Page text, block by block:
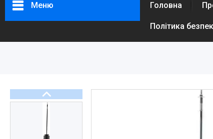
Меню
Корнева група
Головна
Політика